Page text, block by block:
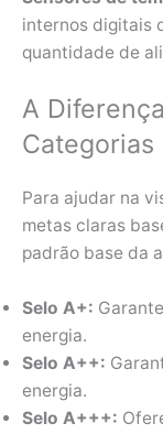
internos digitais
quantidade de
A
Categorias
Para ajudar na
metas claras
padrão base da
Selo A+:
energia.
Selo A++:
energia.
Selo A+++: